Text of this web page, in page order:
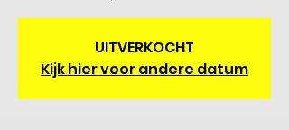
UITVERKOCHT
Kijk hier voor andere datum